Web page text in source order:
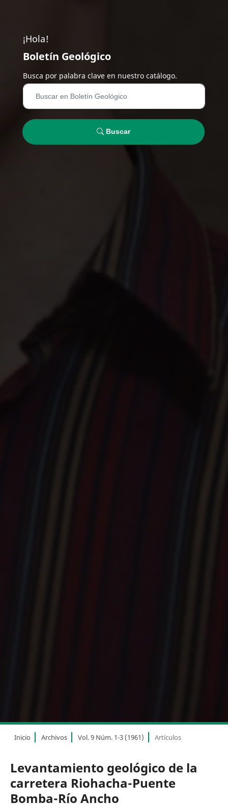
¡Hola!
Boletín Geológico
Busca por palabra clave en nuestro catálogo.
Buscar
Inicio Archivos Vol. 9 Núm. 1-3 (1961) Artículos
Levantamiento geológico de la
carretera Riohacha-Puente
Bomba-Río Ancho